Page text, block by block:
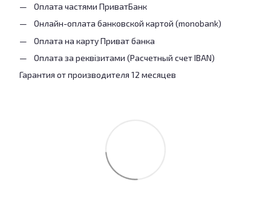
Оплата частями ПриватБанк
Онлайн-оплата банковской картой (monobank)
Оплата на карту Приват банка
Оплата за реквізитами (Расчетный счет IBAN)
Гарантия от производителя 12 месяцев